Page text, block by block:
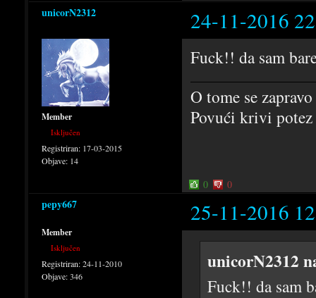
unicorN2312 24-11-2016
Member
Isključen
Registriran: 17-03-2015
Objave: 14
Fuck!! da sam
O tome se
Povući krivi
0 0
pepy667 25-11-2016
Member
Isključen
Registriran:24-11-2010
Objave:346
unicorN2312
Fuck!! da sam